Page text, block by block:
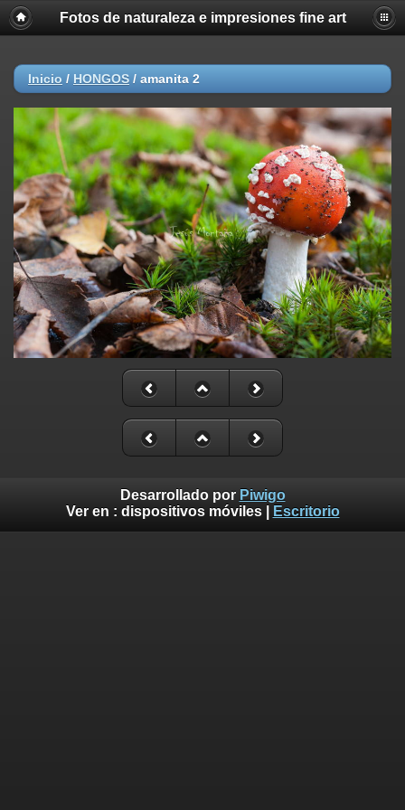
Fotos de naturaleza e impresiones fine art
Inicio / HONGOS / amanita 2
Desarrollado por Piwigo
Ver en : dispositivos móviles| Escritorio